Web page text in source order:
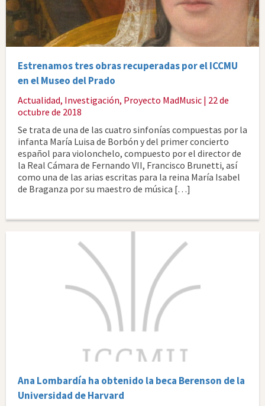
Estrenamos tres obras recuperadas por el ICCMU
en el Museo del Prado
Actualidad, Investigación, Proyecto MadMusic | 22 de
octubre de 2018
Se trata de una de las cuatro sinfonías compuestas por la
infanta María Luisa de Borbón y del primer concierto
español para violonchelo, compuesto por el director de
la Real Cámara de Fernando VII, Francisco Brunetti, así
como una de las arias escritas para la reina María Isabel
de Braganza por su maestro de música […]
Ana Lombardía ha obtenido la beca Berenson de la
Universidad de Harvard